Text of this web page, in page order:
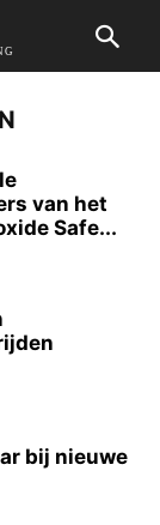
van het
Safe...
bij nieuwe